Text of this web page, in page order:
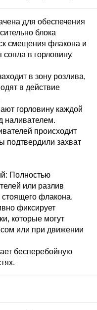
для обеспечения
блока
смещения флакона и
сопла в горловину.
в зону розлива,
в действие
горловину каждой
наливателем.
происходит
подтвердили захват
Полностью
или разлив
стоящего флакона.
фиксирует
которые могут
или при движении
бесперебойную